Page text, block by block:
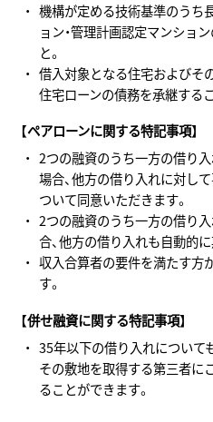
機構が定める技術基準のうち
ョン・管理計画認定マンショ
と。
借入対象となる住宅およびそ
住宅ローンの債務を承継する
【ペアローンに関する特記事項】
2つの融資のうち一方の借り
場合、他方の借り入れに対し
ついて同意いただきます。
2つの融資のうち一方の借り
合、他方の借り入れも自動的
収入合算者の要件を満たす方
す。
【併せ融資に関する特記事項】
35年以下の借り入れについて
その敷地を取得する第三者に
ることができます。